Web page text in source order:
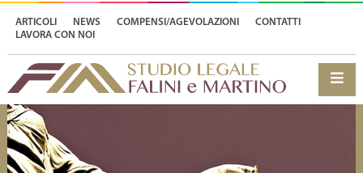
ARTICOLI NEWS COMPENSI/AGEVOLAZIONI
CONTATTI
LAVORA CON NOI